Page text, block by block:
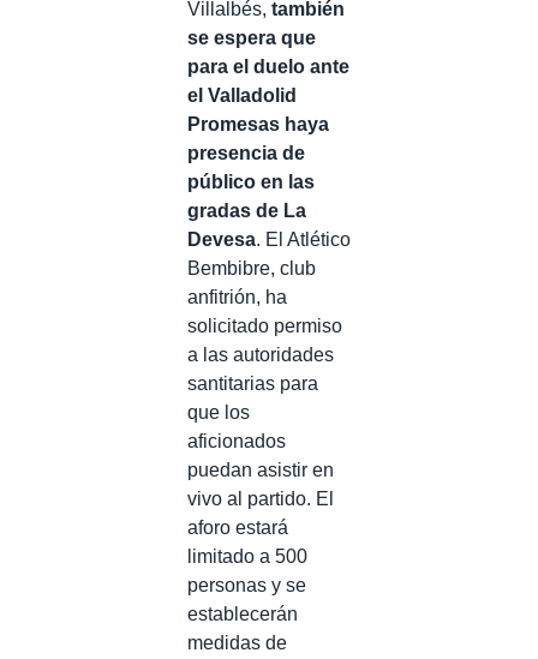
Villalbés, también
se espera que
para el duelo ante
el Valladolid
Promesas haya
presencia de
público en las
gradas de La
Devesa. El Atlético
Bembibre, club
anfitrión, ha
solicitado permiso
a las autoridades
santitarias para
que los
aficionados
puedan asistir en
vivo al partido. El
aforo estará
limitado a 500
personas y se
establecerán
medidas de